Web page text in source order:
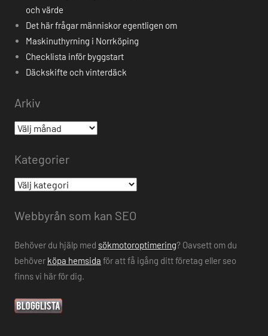
och värde
Det här frågar människor egentligen om
Maskinuthyrning i Norrköping
Checklista inför byggstart
Däckskifte och vinterdäck
Arkiv
Arkiv
Kategorier
Kategorier
Webbyrån som kan SEO
Behöver du hjälp med sökmotoroptimering? Oavsett om du
behöver köpa hemsida för att få igång ditt företag eller seo
finns vi här för dig.